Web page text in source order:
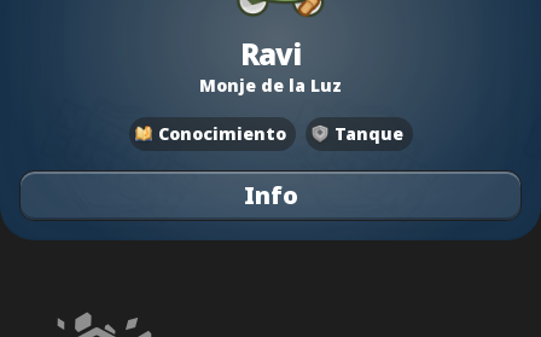
Ravi
Monje de la Luz
Conocimiento Tanque
Info